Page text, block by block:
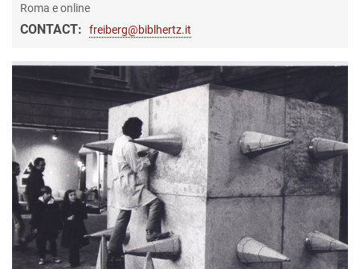
Roma e online
CONTACT: freiberg@biblhertz.it